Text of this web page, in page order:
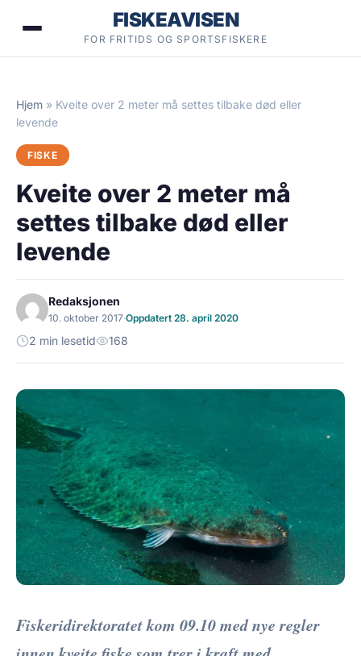
FISKEAVISEN
FOR FRITIDS OG SPORTSFISKERE
Hjem » Kveite over 2 meter må settes tilbake død eller
levende
FISKE
Kveite over 2 meter må
settes tilbake død eller
levende
Redaksjonen
10. oktober 2017·Oppdatert 28. april 2020
2 min lesetid 168
Fiskeridirektoratet kom 09.10 med nye regler